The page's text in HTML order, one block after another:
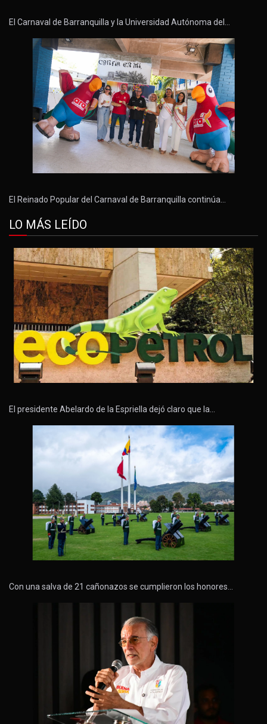
El Carnaval de Barranquilla y la Universidad Autónoma del…
El Reinado Popular del Carnaval de Barranquilla continúa…
LO MÁS LEÍDO
El presidente Abelardo de la Espriella dejó claro que la…
Con una salva de 21 cañonazos se cumplieron los honores…